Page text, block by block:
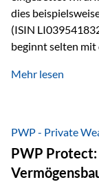
dies
(ISIN
beginnt selten mit
was bekommen –
bei größeren
Mehr lesen
PWP - Private
PWP Protect: